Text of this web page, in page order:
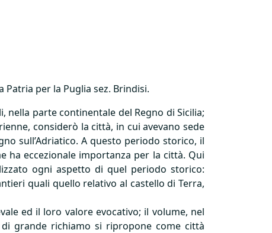
Patria per la Puglia sez. Brindisi.
nella parte continentale del Regno di Sicilia;
considerò la città, in cui avevano sede
sull’Adriatico. A questo periodo storico, il
ha eccezionale importanza per la città. Qui
ogni aspetto di quel periodo storico:
quali quello relativo al castello di Terra,
ed il loro valore evocativo; il volume, nel
grande richiamo si ripropone come città